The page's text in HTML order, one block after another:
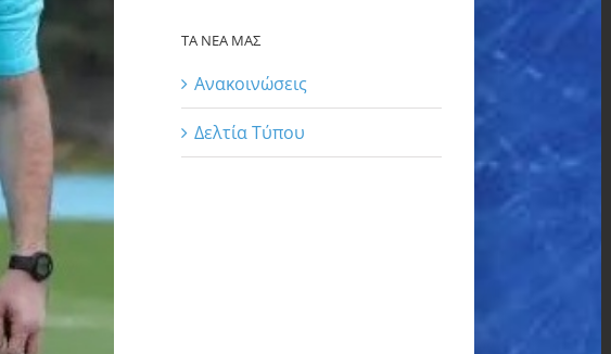
ΤΑ ΝΕΑ ΜΑΣ
Ανακοινώσεις
Δελτία Τύπου